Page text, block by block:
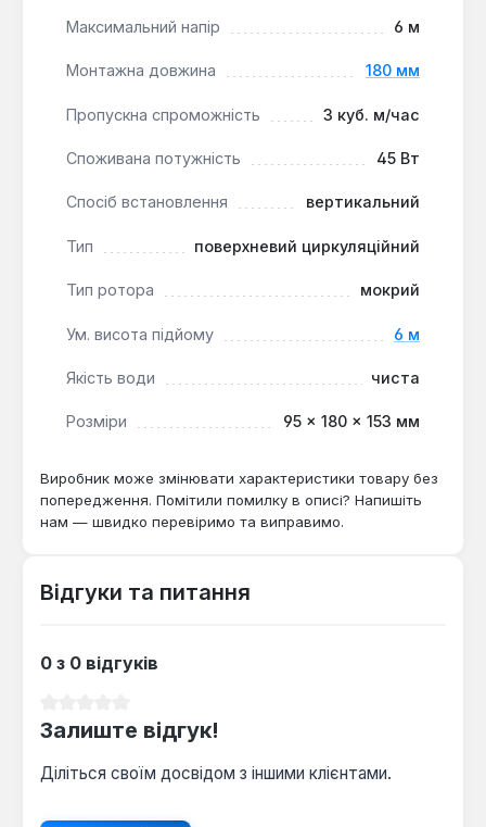
будинках, квартирах та невеликих комерційних
робота.
Максимальний напір 6 м
Монтажна довжина 180 мм
Пропускна спроможність 3 куб. м/час
Споживана потужність 45 Вт
Спосіб встановлення вертикальний
Тип поверхневий циркуляційний
Тип ротора мокрий
Ум. висота підйому 6 м
Якість води чиста
Розміри 95 × 180 × 153 мм
Виробник може змінювати характеристики товару без
попередження. Помітили помилку в описі? Напишіть
нам — швидко перевіримо та виправимо.
Відгуки та питання
0 з 0 відгуків
Залиште відгук!
Діліться своїм досвідом з іншими клієнтами.